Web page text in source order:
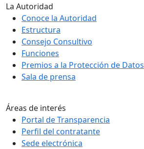
La Autoridad
Conoce la Autoridad
Estructura
Consejo Consultivo
Funciones
Premios a la Protección de Datos
Sala de prensa
Áreas de interés
Portal de Transparencia
Perfil del contratante
Sede electrónica